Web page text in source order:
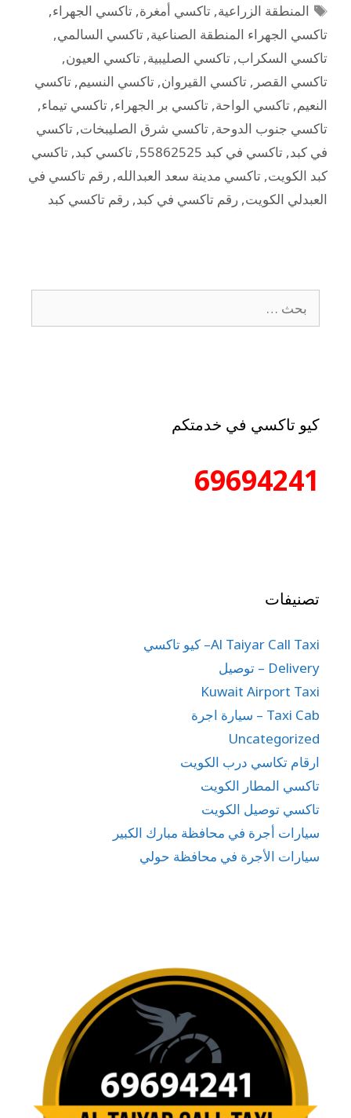
المنطقة الزراعية,تاكسي أمغرة,تاكسي الجهراء,
تاكسي الجهراء المنطقة الصناعية, تاكسي السالمي,
تاكسي السكراب, تاكسي الصليبية, تاكسي العيون,
تاكسي القصر , تاكسي القيروان, تاكسي النسيم, تاكسي
النعيم, تاكسي الواحة, تاكسي بر الجهراء, تاكسي تيماء,
تاكسي جنوب الدوحة, تاكسي شرق الصليبخات, تاكسي
في كبد, تاكسي في كبد 55862525 , تاكسي كبد, تاكسي
كبد الكويت, تاكسي مدينة سعد العبدالله, رقم تاكسي في
العبدلي الكويت, رقم تاكسي في كبد, رقم تاكسي كبد
كيو تاكسي في خدمتكم
69694241
تصنيفات
Al Taiyar Call Taxi– كيو تاكسي
Delivery – توصيل
Kuwait Airport Taxi
Taxi Cab – سيارة اجرة
Uncategorized
ارقام تكاسي درب الكويت
تاكسي المطار الكويت
تاكسي توصيل الكويت
سيارات أجرة في محافظة مبارك الكبير
سيارات الأجرة في محافظة حولي